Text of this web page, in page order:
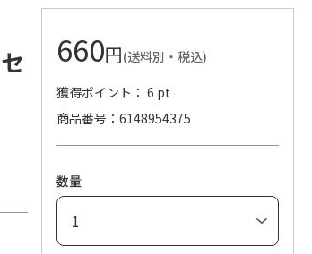
660円(送料別・税込)
獲得ポイント： 6 pt
商品番号
6148954375
数量